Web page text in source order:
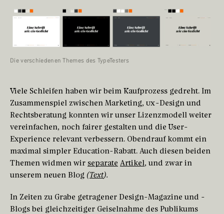
Die verschiedenen Themes des TypeTesters
Viele Schleifen haben wir beim Kaufprozess gedreht. Im
Zusammenspiel zwischen Marketing, UX-Design und
Rechtsberatung konnten wir unser Lizenzmodell weiter
vereinfachen, noch fairer gestalten und die User-
Experience relevant verbessern. Obendrauf kommt ein
maximal simpler Education-Rabatt. Auch diesen beiden
Themen widmen wir separate Artikel, und zwar in
unserem neuen Blog (Text).
In Zeiten zu Grabe getragener Design-Magazine und -
Blogs bei gleichzeitiger Geiselnahme des Publikums